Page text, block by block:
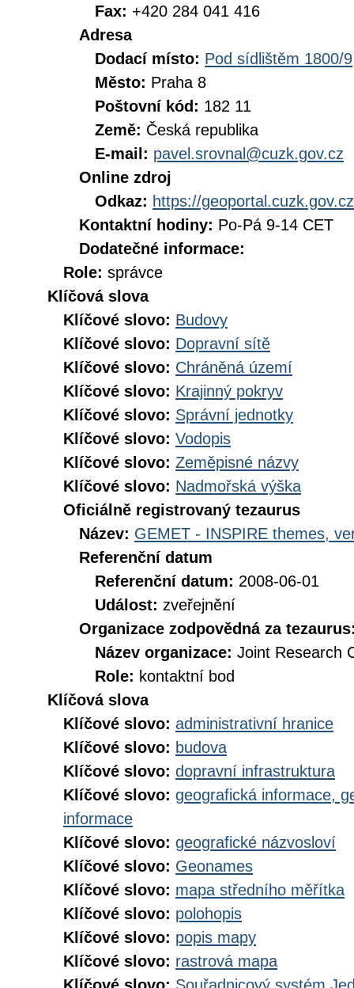
Fax: +420 284 041 416
Adresa
Dodací místo: Pod sídlištěm 1800/9
Město: Praha 8
Poštovní kód: 182 11
Země: Česká republika
E-mail: pavel.srovnal@cuzk.gov.cz
Online zdroj
Odkaz: https://geoportal.cuzk.gov.cz
Kontaktní hodiny: Po-Pá 9-14 CET
Dodatečné informace:
Role: správce
Klíčová slova
Klíčové slovo: Budovy
Klíčové slovo: Dopravní sítě
Klíčové slovo: Chráněná území
Klíčové slovo: Krajinný pokryv
Klíčové slovo: Správní jednotky
Klíčové slovo: Vodopis
Klíčové slovo: Zeměpisné názvy
Klíčové slovo: Nadmořská výška
Oficiálně registrovaný tezaurus
Název: GEMET - INSPIRE themes,
Referenční datum
Referenční datum: 2008-06-01
Událost: zveřejnění
Organizace zodpovědná za
Název organizace: Joint Research
Role: kontaktní bod
Klíčová slova
Klíčové slovo: administrativní hranice
Klíčové slovo: budova
Klíčové slovo: dopravní infrastruktura
Klíčové slovo: geografická informace,
informace
Klíčové slovo: geografické názvosloví
Klíčové slovo: Geonames
Klíčové slovo: mapa středního měřítka
Klíčové slovo: polohopis
Klíčové slovo: popis mapy
Klíčové slovo: rastrová mapa